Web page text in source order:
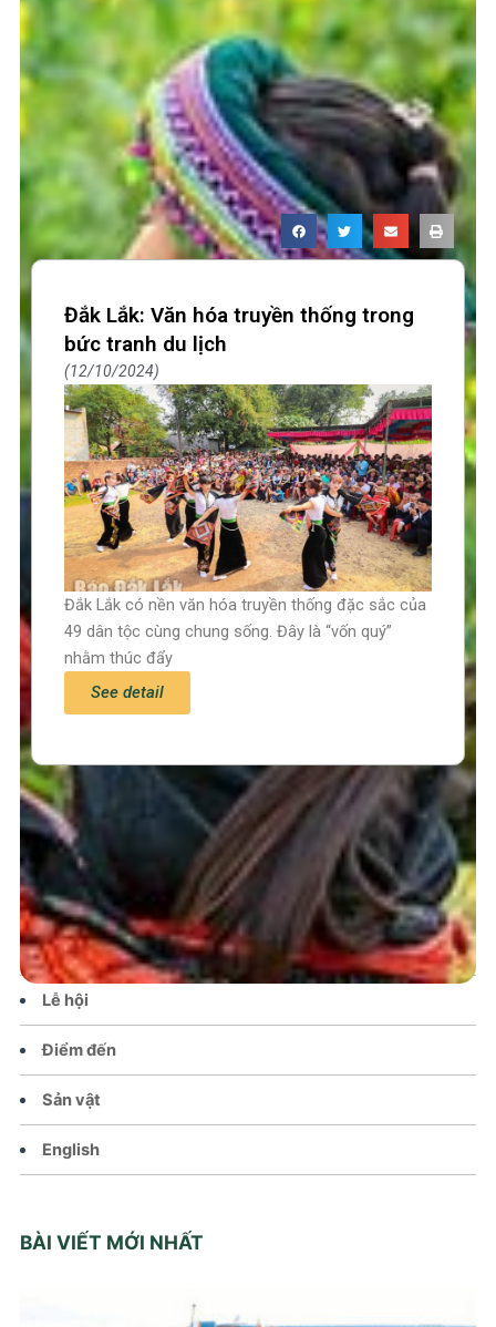
Trang chủ
Tin tức – Sự kiện
Chính sách
Văn hoá – Đời sống
Lễ hội
Điểm đến
Sản vật
English
BÀI VIẾT MỚI NHẤT
Đắk Lắk: Văn hóa truyền thống trong
bức tranh du lịch
12/10/2024
Đắk Lắk có nền văn hóa truyền thống đặc sắc của
49 dân tộc cùng chung sống. Đây là “vốn quý”
nhằm thúc đẩy
See detail